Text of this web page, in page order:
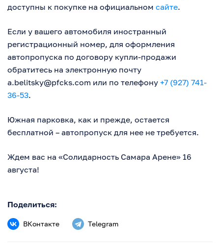
доступны к покупке на официальном сайте.
Если у вашего автомобиля иностранный
регистрационный номер, для оформления
автопропуска по договору купли-продажи
обратитесь на электронную почту
a.belitsky@pfcks.com или по телефону +7 (927) 741-
36-53.
Южная парковка, как и прежде, остается
бесплатной – автопропуск для нее не требуется.
Ждем вас на «Солидарность Самара Арене» 16
августа!
Поделиться:
ВКонтакте Telegram